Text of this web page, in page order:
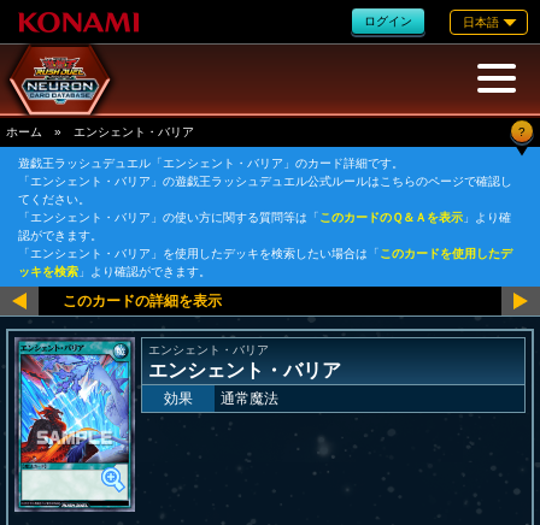
ログイン 日本語
ホーム » エンシェント・バリア ?
遊戯王ラッシュデュエル「エンシェント・バリア」のカード詳細です。
「エンシェント・バリア」の遊戯王ラッシュデュエル公式ルールはこちらのページで確認し
てください。
「エンシェント・バリア」の使い方に関する質問等は「このカードのＱ＆Ａを表示 」より確
認ができます。
「エンシェント・バリア」を使用したデッキを検索したい場合は「このカードを使用したデ
ッキを検索 」より確認ができます。
エンシェント・バリア
エンシェント・バリア
効果 通常魔法